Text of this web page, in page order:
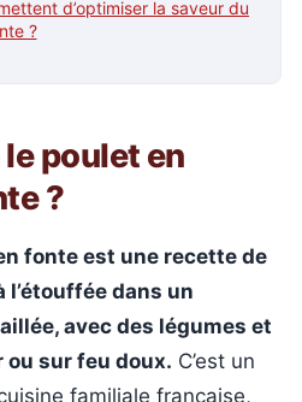
d’optimiser la saveur du
?
le poulet en
?
fonte est une recette de
dans un
avec des légumes et
ou sur feu doux. C’est un
familiale française,